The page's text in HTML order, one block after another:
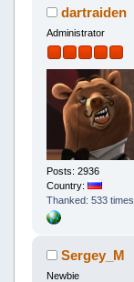
dartraiden
Administrator
Posts: 2936
Country:
Thanked: 533 times
Sergey_M
Newbie